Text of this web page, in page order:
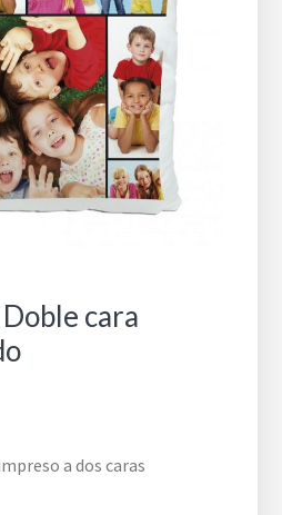
cara
a dos caras